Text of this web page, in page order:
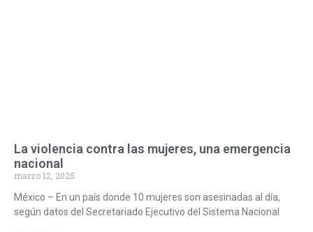
La violencia contra las mujeres, una emergencia
nacional
marzo 12, 2025
México – En un país donde 10 mujeres son asesinadas al día,
según datos del Secretariado Ejecutivo del Sistema Nacional